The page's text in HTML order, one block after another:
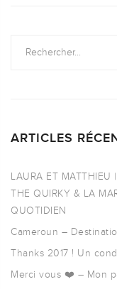
ARTICLES
LAURA ET MATTHIEU
THE QUIRKY & LA
QUOTIDIEN
Cameroun –
Thanks 2017 ! Un
Merci vous ❤️ – Mon